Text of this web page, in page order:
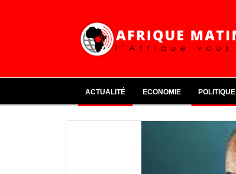
ACTUALITÉ ECONOMIE POLITIQUE